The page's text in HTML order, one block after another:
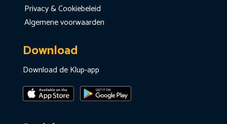
Privacy & Cookiebeleid
Algemene voorwaarden
Download
Download de Klup-app